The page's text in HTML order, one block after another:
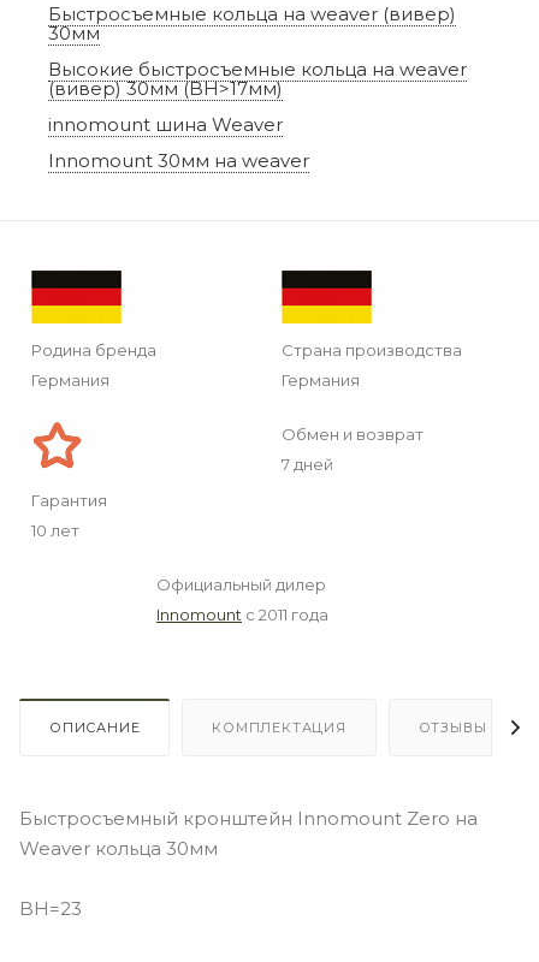
Быстросъемные кольца на weaver (вивер)
30мм
Высокие быстросъемные кольца на weaver
(вивер) 30мм (BH>17мм)
innomount шина Weaver
Innomount 30мм на weaver
Родина бренда
Германия
Страна производства
Германия
Гарантия
10 лет
Обмен и возврат
7 дней
Официальный дилер
Innomount с 2011 года
ОПИСАНИЕ КОМПЛЕКТАЦИЯ ОТЗЫВЫ
Быстросъемный кронштейн Innomount Zero на
Weaver кольца 30мм
BH=23